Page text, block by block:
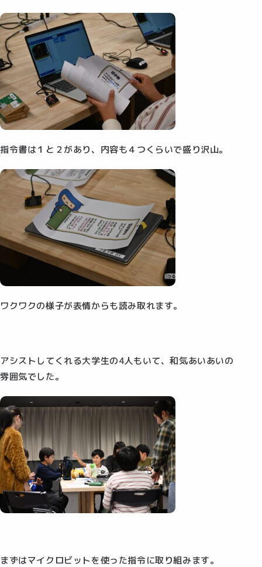
指令書は１と２があり、内容も４つくらいで盛り沢山。
ワクワクの様子が表情からも読み取れます。
アシストしてくれる大学生の4人もいて、和気あいあいの
雰囲気でした。
まずはマイクロビットを使った指令に取り組みます。